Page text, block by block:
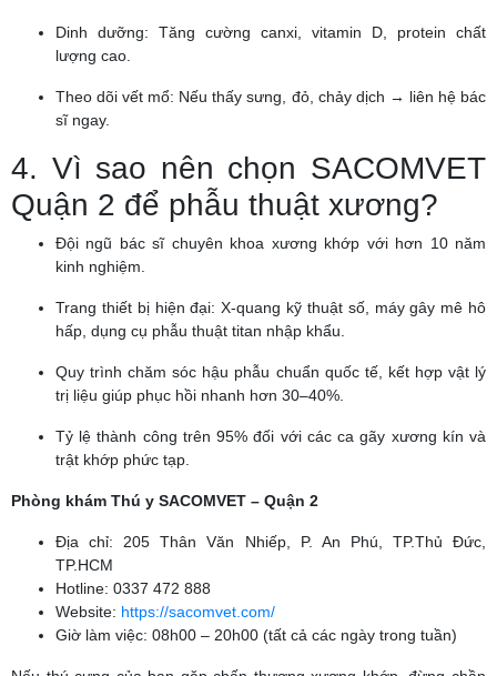
Dinh dưỡng: Tăng cường canxi, vitamin D, protein chất
lượng cao.
Theo dõi vết mổ: Nếu thấy sưng, đỏ, chảy dịch → liên hệ bác
sĩ ngay.
4. Vì sao nên chọn SACOMVET
Quận 2 để phẫu thuật xương?
Đội ngũ bác sĩ chuyên khoa xương khớp với hơn 10 năm
kinh nghiệm.
Trang thiết bị hiện đại: X-quang kỹ thuật số, máy gây mê hô
hấp, dụng cụ phẫu thuật titan nhập khẩu.
Quy trình chăm sóc hậu phẫu chuẩn quốc tế, kết hợp vật lý
trị liệu giúp phục hồi nhanh hơn 30–40%.
Tỷ lệ thành công trên 95% đối với các ca gãy xương kín và
trật khớp phức tạp.
Phòng khám Thú y SACOMVET – Quận 2
Địa chỉ: 205 Thân Văn Nhiếp, P. An Phú, TP.Thủ Đức,
TP.HCM
Hotline: 0337 472 888
Website: https://sacomvet.com/
Giờ làm việc: 08h00 – 20h00 (tất cả các ngày trong tuần)